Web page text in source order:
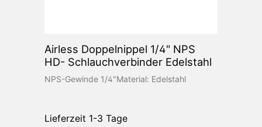
Airless Doppelnippel 1/4" NPS
HD- Schlauchverbinder Edelstahl
NPS-Gewinde 1/4"Material: Edelstahl
Lieferzeit 1-3 Tage